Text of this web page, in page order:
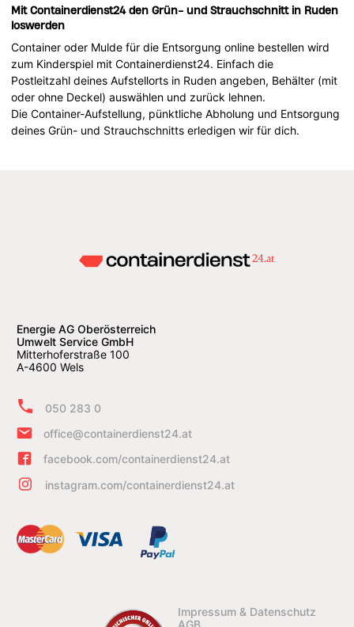
Mit Containerdienst24 den Grün- und Strauchschnitt in Ruden
loswerden
Container oder Mulde für die Entsorgung online bestellen wird
zum Kinderspiel mit Containerdienst24. Einfach die
Postleitzahl deines Aufstellorts in Ruden angeben, Behälter (mit
oder ohne Deckel) auswählen und zurück lehnen.
Die Container-Aufstellung, pünktliche Abholung und Entsorgung
deines Grün- und Strauchschnitts erledigen wir für dich.
Energie AG Oberösterreich
Umwelt Service GmbH
Mitterhoferstraße 100
A-4600 Wels
050 283 0
office@containerdienst24.at
facebook.com/containerdienst24.at
instagram.com/containerdienst24.at
Impressum & Datenschutz